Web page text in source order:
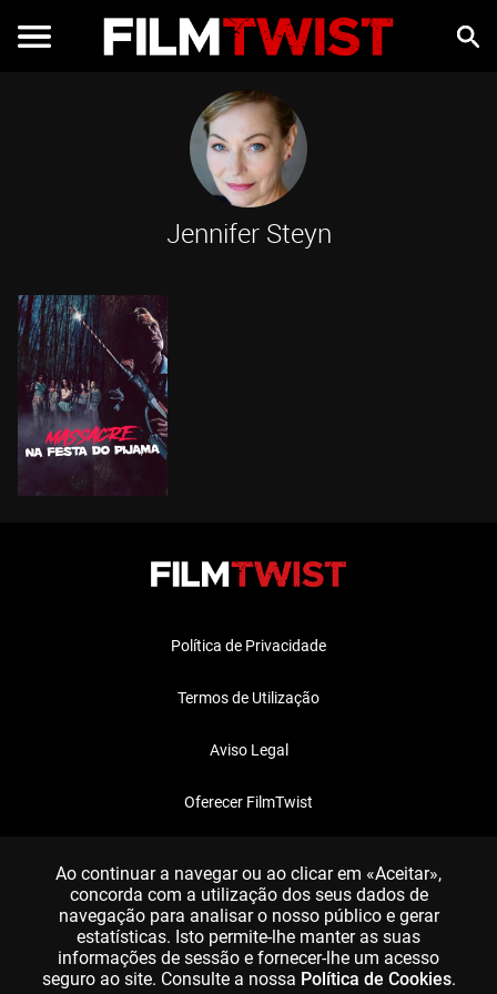
Jennifer Steyn
Política de Privacidade
Termos de Utilização
Aviso Legal
Oferecer FilmTwist
Ao continuar a navegar ou ao clicar em «Aceitar»,
concorda com a utilização dos seus dados de
navegação para analisar o nosso público e gerar
estatísticas. Isto permite-lhe manter as suas
informações de sessão e fornecer-lhe um acesso
seguro ao site. Consulte a nossa Política de Cookies.